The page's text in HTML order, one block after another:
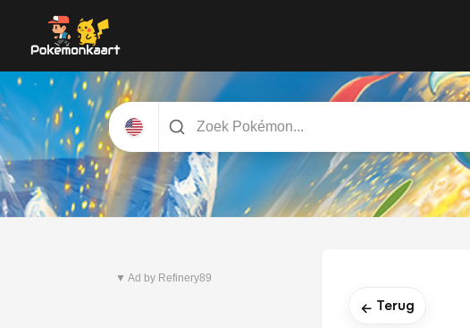
Pitch Black
▼ Ad by Refinery89
← Terug